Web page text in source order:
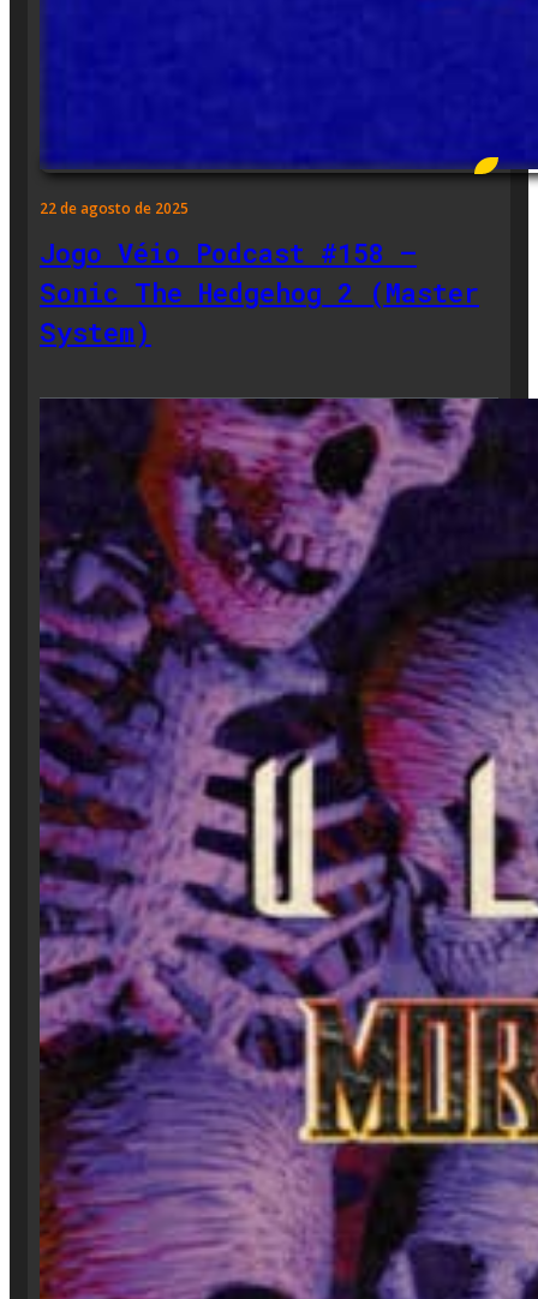
22 de agosto de 2025
Jogo Véio Podcast #158 –
Sonic The Hedgehog 2 (Master
System)